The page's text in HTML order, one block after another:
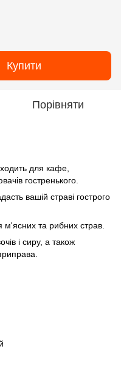
Купити
Порівняти
для кафе,
гостренького.
вашій страві гострого
м'ясних та рибних страв.
і сиру, а також